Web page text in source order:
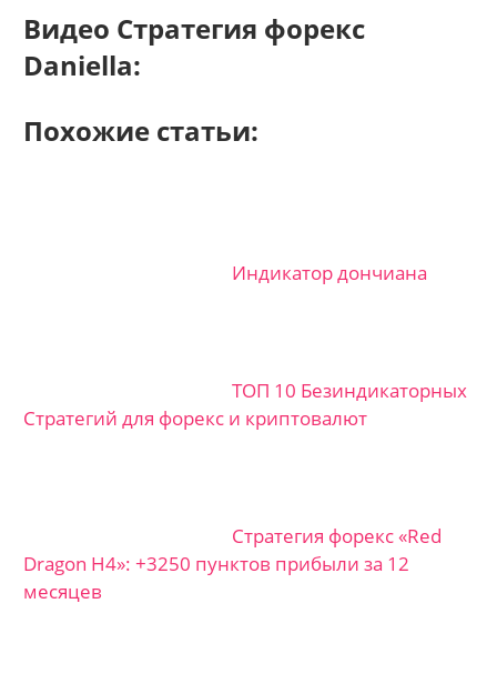
Видео Стратегия форекс
Daniella:
Похожие статьи:
Индикатор дончиана
ТОП 10 Безиндикаторных
Стратегий для форекс и криптовалют
Стратегия форекс «Red
Dragon H4»: +3250 пунктов прибыли за 12
месяцев